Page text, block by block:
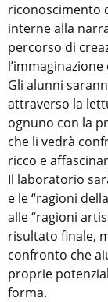
riconoscimento
interne alla
percorso di
Gli alunni
attraverso la
ognuno con la
che li vedrà
ricco e
Il laboratorio
e le “ragioni
alle “ragioni
risultato finale,
confronto che
proprie
forma.